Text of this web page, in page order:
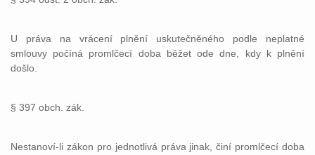
U práva na vrácení plnění uskutečněného podle neplatné
smlouvy počíná promlčecí doba běžet ode dne, kdy k plnění
došlo.
§ 397 obch. zák.
Nestanoví-li zákon pro jednotlivá práva jinak, činí promlčecí doba